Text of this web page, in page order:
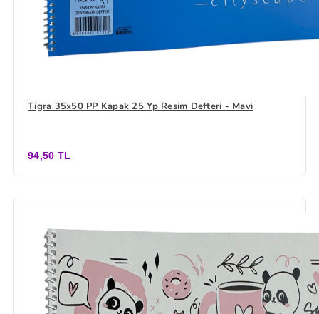
Tigra 35x50 PP Kapak 25 Yp Resim Defteri - Mavi
94,50 TL